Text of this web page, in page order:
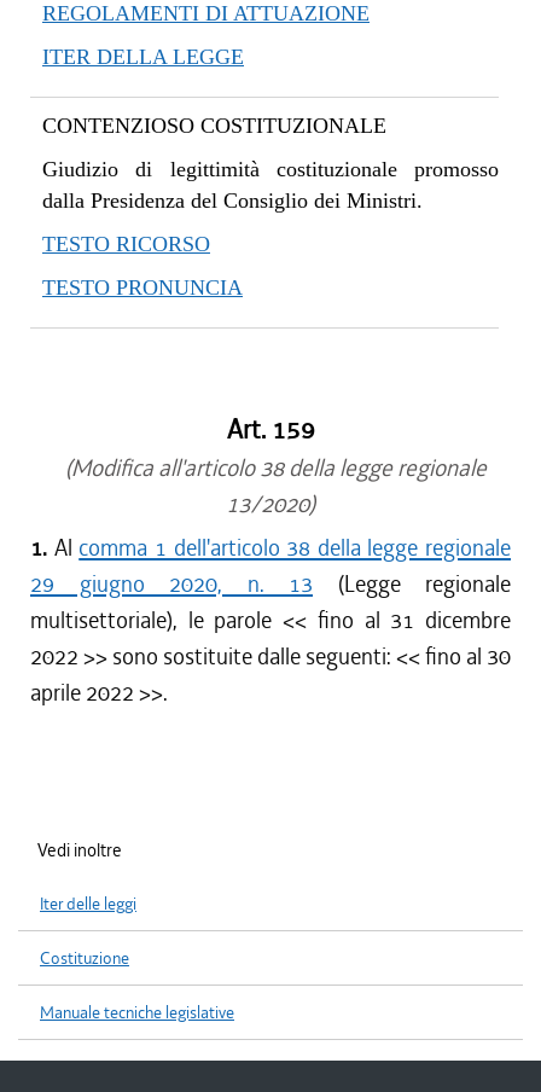
REGOLAMENTI DI ATTUAZIONE
ITER DELLA LEGGE
CONTENZIOSO COSTITUZIONALE
Giudizio di legittimità costituzionale promosso
dalla Presidenza del Consiglio dei Ministri.
TESTO RICORSO
TESTO PRONUNCIA
Art. 159
(Modifica all'articolo 38 della legge regionale
13/2020)
1. Al comma 1 dell'articolo 38 della legge regionale
29 giugno 2020, n. 13 (Legge regionale
multisettoriale), le parole << fino al 31 dicembre
2022 >> sono sostituite dalle seguenti: <<fino al 30
aprile 2022 >>.
Vedi inoltre
Iter delle leggi
Costituzione
Manuale tecniche legislative